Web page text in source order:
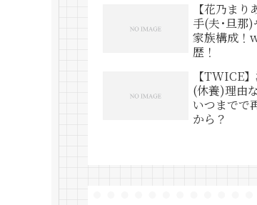
【花乃まり
手(夫･旦那)
家族構成！
歴！
【TWICE
(休養)理由
いつまでで
から？